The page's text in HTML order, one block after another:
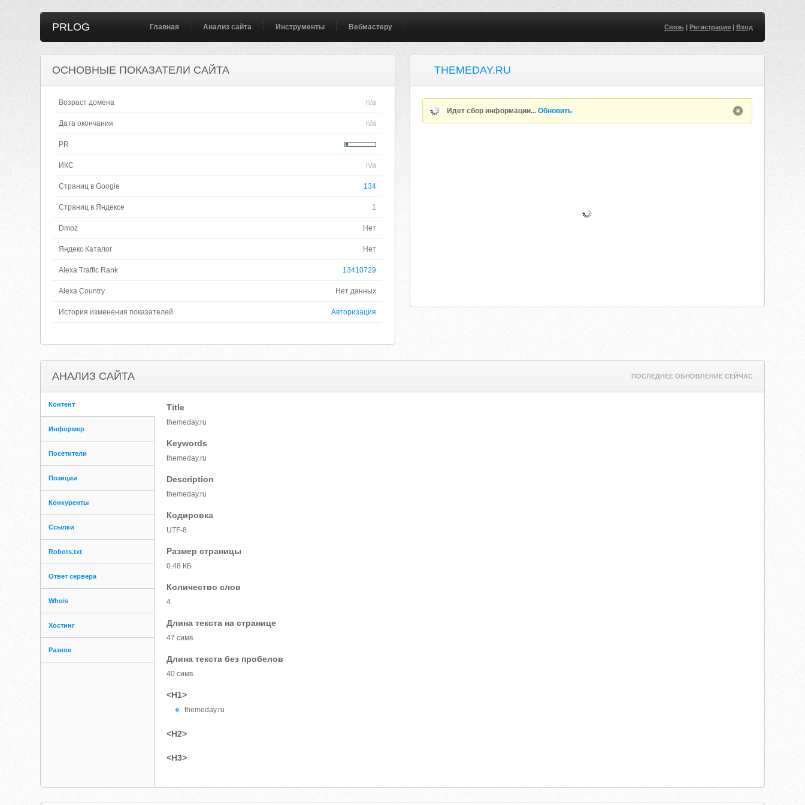
PRLOG Главная Анализ сайта Инструменты Вебмастеру Связь| Регистрация| Вход
ОСНОВНЫЕ ПОКАЗАТЕЛИ САЙТА
Возраст домена n/a
Дата окончания n/a
PR
ИКС n/a
Страниц в Google 134
Страниц в Яндексе 1
Dmoz Нет
Яндекс Каталог Нет
Alexa Traffic Rank 13410729
Alexa Country Нет данных
История изменения показателей Авторизация
THEMEDAY.RU
Идет сбор информации...Обновить
АНАЛИЗ САЙТА ПОСЛЕДНЕЕ ОБНОВЛЕНИЕ СЕЙЧАС
Контент
Информер
Посетители
Позиции
Конкуренты
Ссылки
Robots.txt
Ответ сервера
Whois
Хостинг
Разное
Title
themeday.ru
Keywords
themeday.ru
Description
themeday.ru
Кодировка
UTF-8
Размер страницы
0.48 КБ
Количество слов
4
Длина текста на странице
47 симв.
Длина текста без пробелов
40 симв.
<H1>
themeday.ru
<H2>
<H3>